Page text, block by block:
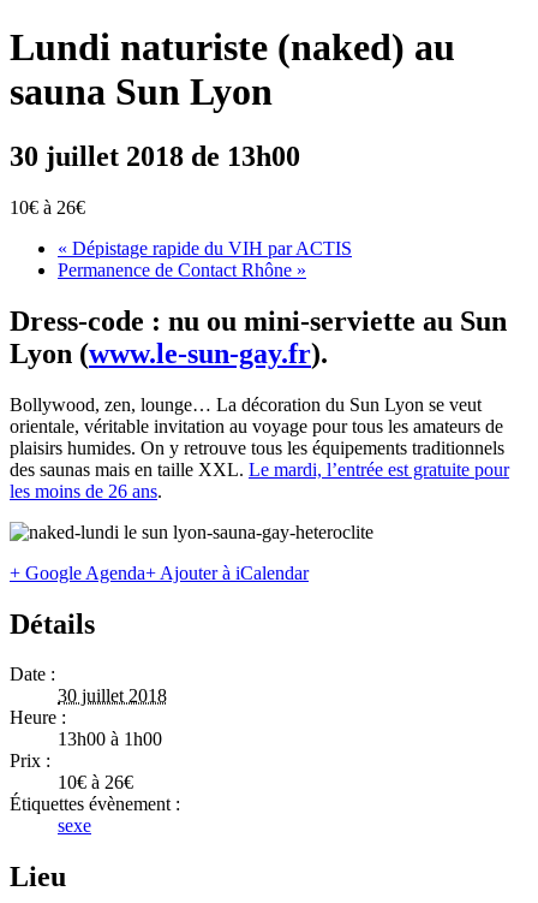
Lundi naturiste (naked) au
sauna Sun Lyon
30 juillet 2018 de 13h00
10€ à 26€
« Dépistage rapide du VIH par ACTIS
Permanence de Contact Rhône »
Dress-code : nu ou mini-serviette au Sun
Lyon (www.le-sun-gay.fr).
Bollywood, zen, lounge… La décoration du Sun Lyon se veut
orientale, véritable invitation au voyage pour tous les amateurs de
plaisirs humides. On y retrouve tous les équipements traditionnels
des saunas mais en taille XXL. Le mardi, l’entrée est gratuite pour
les moins de 26 ans.
+ Google Agenda+ Ajouter à iCalendar
Détails
Date :
30 juillet 2018
Heure :
13h00 à 1h00
Prix :
10€ à 26€
Étiquettes évènement :
sexe
Lieu